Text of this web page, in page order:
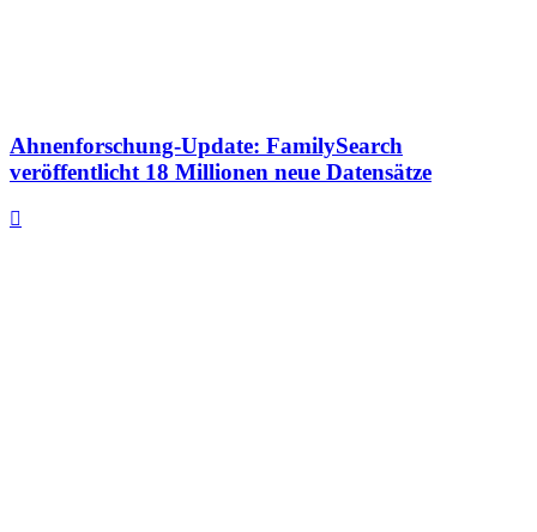
Ahnenforschung-Update: FamilySearch
veröffentlicht 18 Millionen neue Datensätze